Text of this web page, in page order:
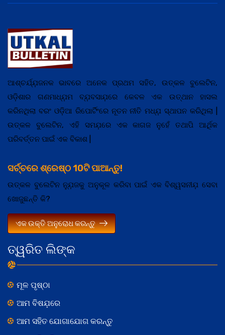
ତ୍ୱରିତ ଲିଙ୍କ
ମୂଳ ପୃଷ୍ଠା
ଆମ ବିଷଯ଼ରେ
ଆମ ସହିତ ଯୋଗାଯୋଗ କରନ୍ତୁ
ଆଶ୍ଚର୍ଯ୍ଯ଼ଜନକ ଭାବରେ ଅନେକ ପ୍ରଥମ ସହିତ, ଉତ୍କଳ ବୁଲେଟିନ,
ଓଡ଼ିଶାର ଗଣମାଧ୍ଯ଼ମ ବ୍ଯ଼ବସାଯ଼ରେ କେବଳ ଏକ ଉତ୍ଥାନ ହାସଲ
କରିନଥିଲା ବରଂ ଓଡ଼ିଆ ରିପୋର୍ଟିଂରେ ନୂତନ ନୀତି ମଧ୍ଯ଼ ସ୍ଥାପନ କରିଥିଲା |
ଉତ୍କଳ ବୁଲେଟିନ, ଏହି ସମଯ଼ରେ ଏକ କାଗଜ ନୁହେଁ ତଥାପି ଆର୍ଥିକ
ପରିବର୍ତ୍ତନ ପାଇଁ ଏକ ବିକାଶ |
ସର୍ଚ୍ଚରେ ଶ୍ରେଷ୍ଠ 10ଟି ପାଆନ୍ତୁ!
ଉତ୍କଳ ବୁଲେଟିନ ନ୍ଯ଼ୁଜକୁ ଅନୁକୂଳ କରିବା ପାଇଁ ଏକ ବିଶ୍ୱସନୀଯ଼ ସେବା
ଖୋଜୁଛନ୍ତି କି?
ଏକ ଉକ୍ତି ଅନୁରୋଧ କରନ୍ତୁ